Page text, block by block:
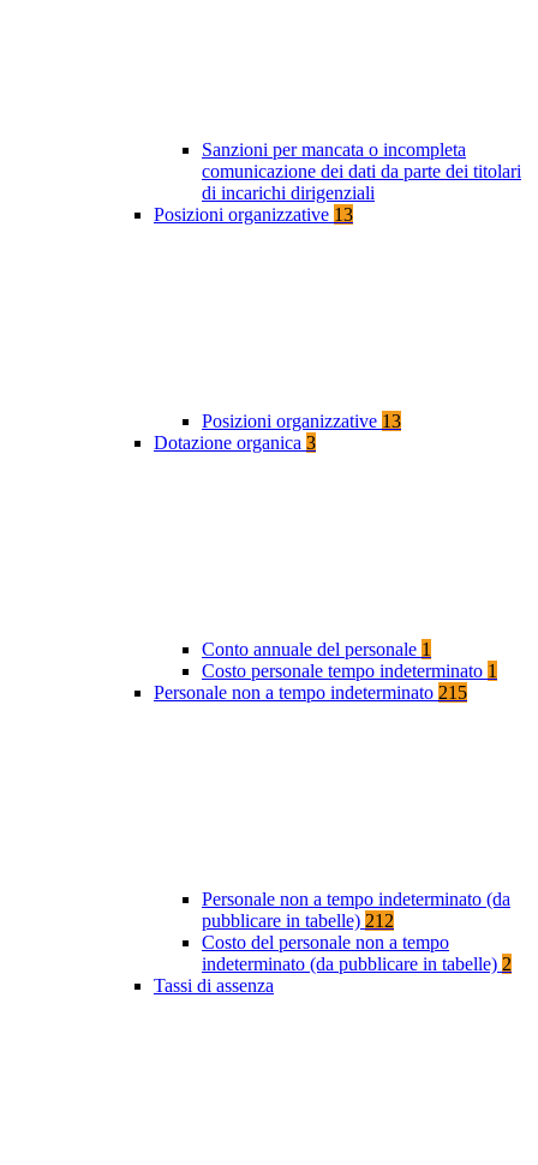
Sanzioni per mancata o incompleta
comunicazione dei dati da parte dei titolari
di incarichi dirigenziali
Posizioni organizzative 13
Posizioni organizzative 13
Dotazione organica 3
Conto annuale del personale 1
Costo personale tempo indeterminato 1
Personale non a tempo indeterminato 215
Personale non a tempo indeterminato (da
pubblicare in tabelle) 212
Costo del personale non a tempo
indeterminato (da pubblicare in tabelle) 2
Tassi di assenza